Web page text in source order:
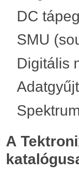
DC
SMU
Digitális
A